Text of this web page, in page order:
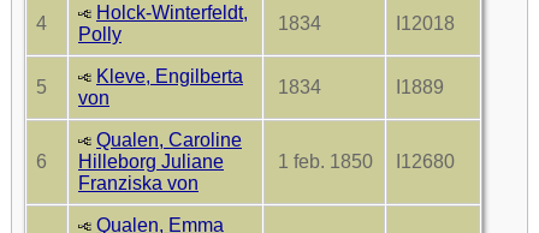
4
Holck-Winterfeldt,
Polly
1834 I12018
5
Kleve, Engilberta
von
1834 I1889
6
Qualen, Caroline
Hilleborg Juliane
Franziska von
1 feb. 1850 I12680
Qualen, Emma